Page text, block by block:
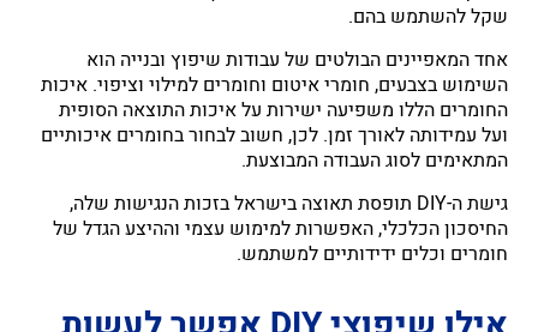
שקל להשתמש בהם.
אחד המאפיינים הבולטים של עבודות שיפוץ ובנייה הוא
השימוש בצבעים, חומרי איטום וחומרים למילוי וציפוי. איכות
החומרים הללו משפיעה ישירות על איכות התוצאה הסופית
ועל עמידותה לאורך זמן. לכן, חשוב לבחור בחומרים איכותיים
המתאימים לסוג העבודה המבוצעת.
גישת ה-DIY תופסת תאוצה בישראל בזכות הנגישות שלה,
החיסכון הכלכלי, האפשרות למימוש עצמי וההיצע הגדל של
חומרים וכלים ידידותיים למשתמש.